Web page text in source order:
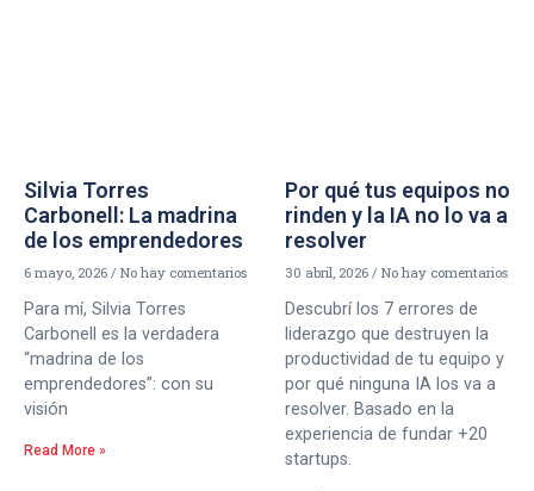
Silvia Torres
Carbonell: La madrina
de los emprendedores
6 mayo, 2026 No hay comentarios
Para mí, Silvia Torres
Carbonell es la verdadera
“madrina de los
emprendedores”: con su
visión
Read More »
Por qué tus equipos no
rinden y la IA no lo va a
resolver
30 abril, 2026 No hay comentarios
Descubrí los 7 errores de
liderazgo que destruyen la
productividad de tu equipo y
por qué ninguna IA los va a
resolver. Basado en la
experiencia de fundar +20
startups.